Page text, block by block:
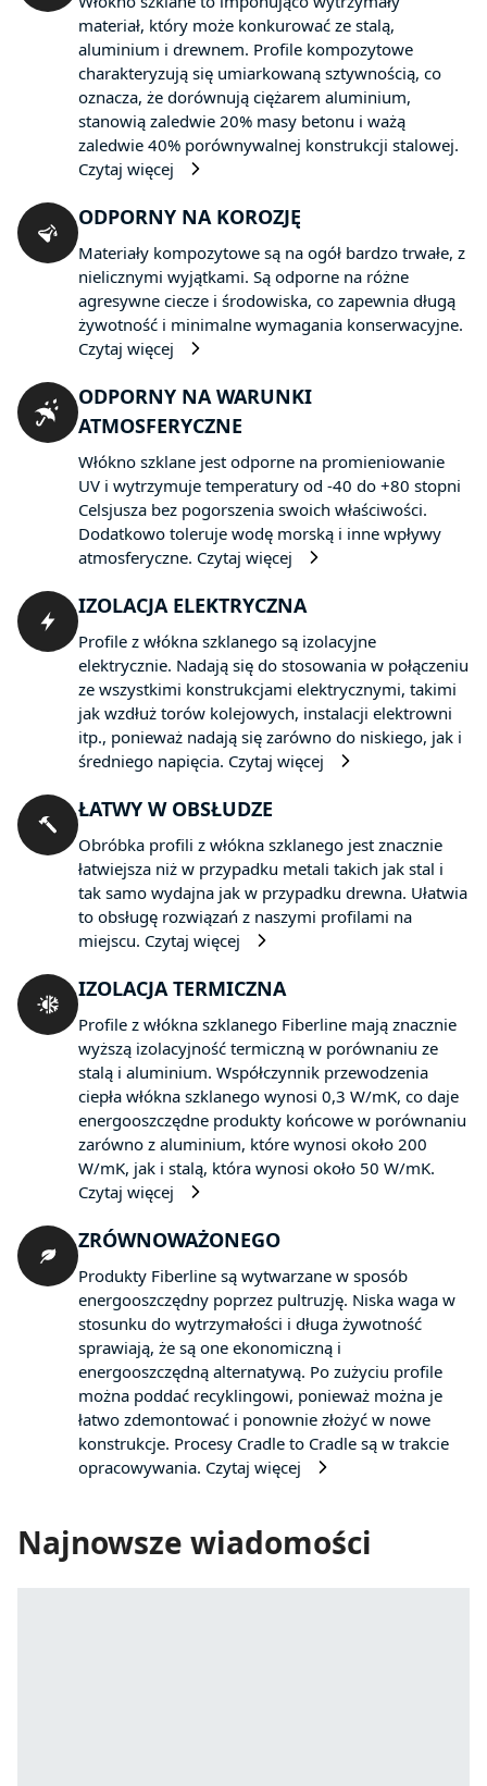
materiał, który może konkurować ze stalą,
aluminium i drewnem. Profile kompozytowe
charakteryzują się umiarkowaną sztywnością, co
oznacza, że dorównują ciężarem aluminium,
stanowią zaledwie 20% masy betonu i ważą
zaledwie 40% porównywalnej konstrukcji stalowej.
Czytaj więcej
ODPORNY NA KOROZJĘ
Materiały kompozytowe są na ogół bardzo trwałe, z
nielicznymi wyjątkami. Są odporne na różne
agresywne ciecze i środowiska, co zapewnia długą
żywotność i minimalne wymagania konserwacyjne.
Czytaj więcej
ODPORNY NA WARUNKI
ATMOSFERYCZNE
Włókno szklane jest odporne na promieniowanie
UV i wytrzymuje temperatury od -40 do +80 stopni
Celsjusza bez pogorszenia swoich właściwości.
Dodatkowo toleruje wodę morską i inne wpływy
atmosferyczne. Czytaj więcej
IZOLACJA ELEKTRYCZNA
Profile z włókna szklanego są izolacyjne
elektrycznie. Nadają się do stosowania w połączeniu
ze wszystkimi konstrukcjami elektrycznymi, takimi
jak wzdłuż torów kolejowych, instalacji elektrowni
itp., ponieważ nadają się zarówno do niskiego, jak i
średniego napięcia. Czytaj więcej
ŁATWY W OBSŁUDZE
Obróbka profili z włókna szklanego jest znacznie
łatwiejsza niż w przypadku metali takich jak stal i
tak samo wydajna jak w przypadku drewna. Ułatwia
to obsługę rozwiązań z naszymi profilami na
miejscu. Czytaj więcej
IZOLACJA TERMICZNA
Profile z włókna szklanego Fiberline mają znacznie
wyższą izolacyjność termiczną w porównaniu ze
stalą i aluminium. Współczynnik przewodzenia
ciepła włókna szklanego wynosi 0,3 W/mK, co daje
energooszczędne produkty końcowe w porównaniu
zarówno z aluminium, które wynosi około 200
W/mK, jak i stalą, która wynosi około 50 W/mK.
Czytaj więcej
ZRÓWNOWAŻONEGO
Produkty Fiberline są wytwarzane w sposób
energooszczędny poprzez pultruzję. Niska waga w
stosunku do wytrzymałości i długa żywotność
sprawiają, że są one ekonomiczną i
energooszczędną alternatywą. Po zużyciu profile
można poddać recyklingowi, ponieważ można je
łatwo zdemontować i ponownie złożyć w nowe
konstrukcje. Procesy Cradle to Cradle są w trakcie
opracowywania. Czytaj więcej
Najnowsze wiadomości